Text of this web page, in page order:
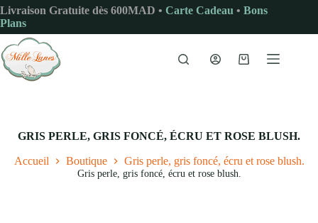
Passer
au
contenu
Livraison Gratuite dès 600MAD • Carte Cadeau • Bons
Plans
Panier
GRIS PERLE, GRIS FONCÉ, ÉCRU ET ROSE BLUSH.
Accueil Boutique Gris perle, gris foncé, écru et rose blush.
Gris perle, gris foncé, écru et rose blush.